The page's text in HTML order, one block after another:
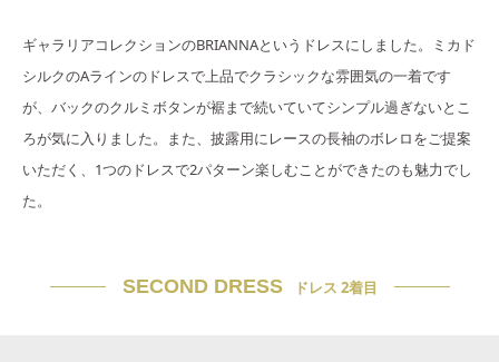
ギャラリアコレクションのBRIANNAというドレスにしました。ミカド
シルクのAラインのドレスで上品でクラシックな雰囲気の一着です
が、バックのクルミボタンが裾まで続いていてシンプル過ぎないとこ
ろが気に入りました。また、披露用にレースの長袖のボレロをご提案
いただく、1つのドレスで2パターン楽しむことができたのも魅力でし
た。
SECOND DRESS ドレス 2着目